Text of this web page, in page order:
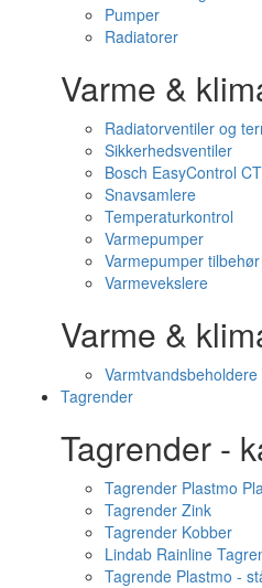
Pumper
Radiatorer
Varme &
Radiatorventiler og
Sikkerhedsventiler
Bosch EasyControl
Snavsamlere
Temperaturkontrol
Varmepumper
Varmepumper tilbehør
Varmevekslere
Varme &
Varmtvandsbeholdere
Tagrender
Tagrender -
Tagrender Plastmo
Tagrender Zink
Tagrender Kobber
Lindab Rainline
Tagrende Plastmo -